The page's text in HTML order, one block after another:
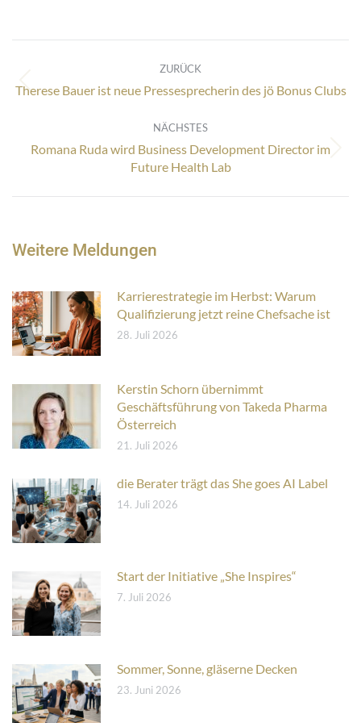
ZURÜCK
Vorheriger
Therese Bauer ist neue Pressesprecherin des jö Bonus Clubs
NÄCHSTES
Nächster
Beitrag:
Romana Ruda wird Business Development Director im
Future Health Lab
Weitere Meldungen
Karrierestrategie im Herbst: Warum
Qualifizierung jetzt reine Chefsache ist
28. Juli 2026
Kerstin Schorn übernimmt
Geschäftsführung von Takeda Pharma
Österreich
21. Juli 2026
die Berater trägt das She goes AI Label
14. Juli 2026
Start der Initiative „She Inspires“
7. Juli 2026
Sommer, Sonne, gläserne Decken
23. Juni 2026